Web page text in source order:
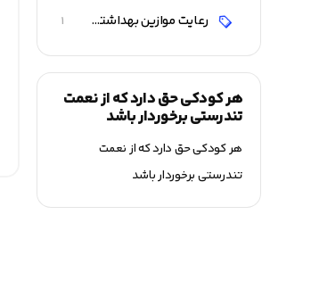
رعایت موازین بهداشتی و ارتقاء سطح بهداشت کودک 1
هر کودکی حق دارد که از نعمت
تندرستی برخوردار باشد
هر کودکی حق دارد که از نعمت
تندرستی برخوردار باشد